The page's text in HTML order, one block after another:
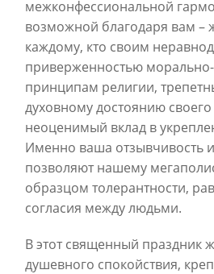
межконфессиональной
возможной благодаря вам –
каждому, кто своим
приверженностью
принципам религии,
духовному достоянию
неоценимый вклад в
Именно ваша отзывчивость
позволяют нашему
образцом толерантности,
согласия между людьми.
В этот священный праздник
душевного спокойствия,